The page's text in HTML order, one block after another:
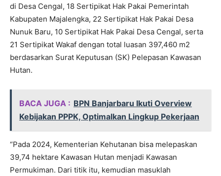
di Desa Cengal, 18 Sertipikat Hak Pakai Pemerintah
Kabupaten Majalengka, 22 Sertipikat Hak Pakai Desa
Nunuk Baru, 10 Sertipikat Hak Pakai Desa Cengal, serta
21 Sertipikat Wakaf dengan total luasan 397,460 m2
berdasarkan Surat Keputusan (SK) Pelepasan Kawasan
Hutan.
BACA JUGA : BPN Banjarbaru Ikuti Overview
Kebijakan PPPK, Optimalkan Lingkup Pekerjaan
“Pada 2024, Kementerian Kehutanan bisa melepaskan
39,74 hektare Kawasan Hutan menjadi Kawasan
Permukiman. Dari titik itu, kemudian masuklah